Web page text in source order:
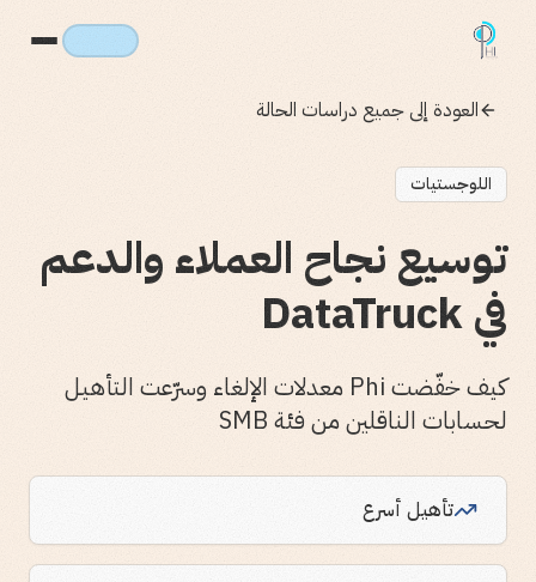
العودة إلى جميع دراسات الحالة
اللوجستيات
توسيع نجاح العملاء والدعم
في DataTruck
كيف خفّضت Phi معدلات الإلغاء وسرّعت التأهيل
لحسابات الناقلين من فئة SMB
تأهيل أسرع